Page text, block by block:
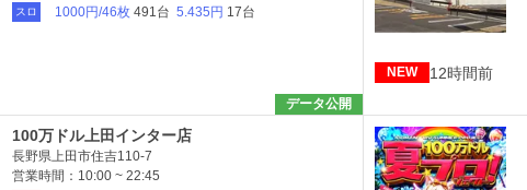
スロ 1000円/46枚 491台 5.435円 17台
データ公開
NEW 12時間前
100万ドル上田インター店
長野県上田市住吉110-7
営業時間：10:00 ~ 22:45